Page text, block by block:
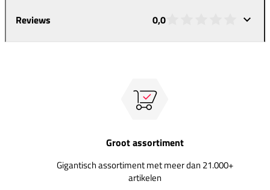
Reviews 0,0
Groot assortiment
Gigantisch assortiment met meer dan 21.000+
artikelen